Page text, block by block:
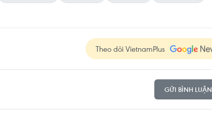
Theo dõi VietnamPlus
GỬI BÌNH LUẬN